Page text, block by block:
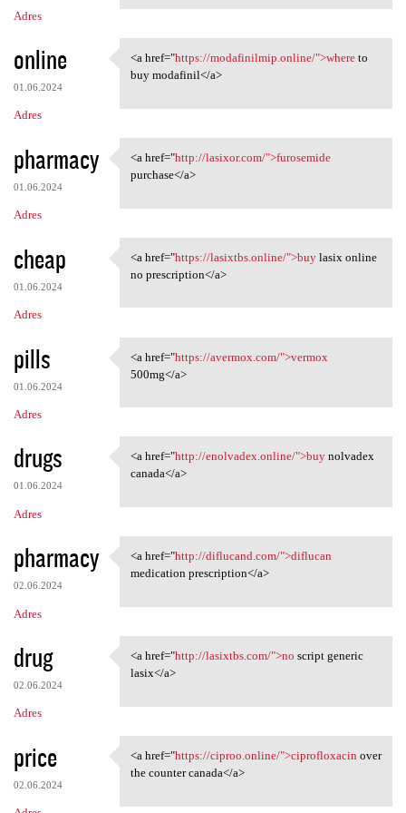
Adres
online
01.06.2024
Adres
<a href="https://modafinilmip
<a href="https://modafinilmip.online/">whereto
buy modafinil</a>
pharmacy
01.06.2024
Adres
<a href="http://lasixor.com/"
<a href="http://lasixor.com/">furosemide
purchase</a>
cheap
01.06.2024
Adres
<a href="https://lasixtbs
<a href="https://lasixtbs.online/">buylasix online
no prescription</a>
pills
01.06.2024
Adres
<a href="https://avermox.com/
<a href="https://avermox.com/">vermox
500mg</a>
drugs
01.06.2024
Adres
<a href="http://enolvadex
<a href="http://enolvadex.online/">buynolvadex
canada</a>
pharmacy
02.06.2024
Adres
<a href="http://diflucand.com
<a href="http://diflucand.com/">diflucan
medication prescription</a>
drug
02.06.2024
Adres
<a href="http://lasixtbs.com/
<a href="http://lasixtbs.com/">no script generic
lasix</a>
price
02.06.2024
<a href="https://ciproo
<a href="https://ciproo.online/">ciprofloxacin over
the counter canada</a>